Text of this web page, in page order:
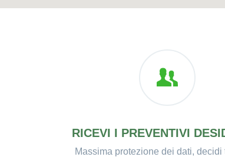
RICEVI I PREVENTIVI
Massima protezione dei dati, decidi